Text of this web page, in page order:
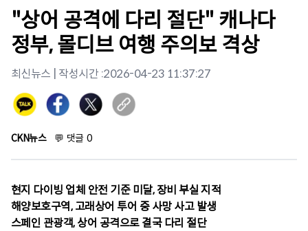
"상어 공격에 다리 절단" 캐나다
정부, 몰디브 여행 주의보 격상
최신뉴스 | 작성시간 :2026-04-23 11:37:27
CKN뉴스 💬 댓글 0
현지 다이빙 업체 안전 기준 미달, 장비 부실 지적
해양보호구역, 고래상어 투어 중 사망 사고 발생
스페인 관광객, 상어 공격으로 결국 다리 절단